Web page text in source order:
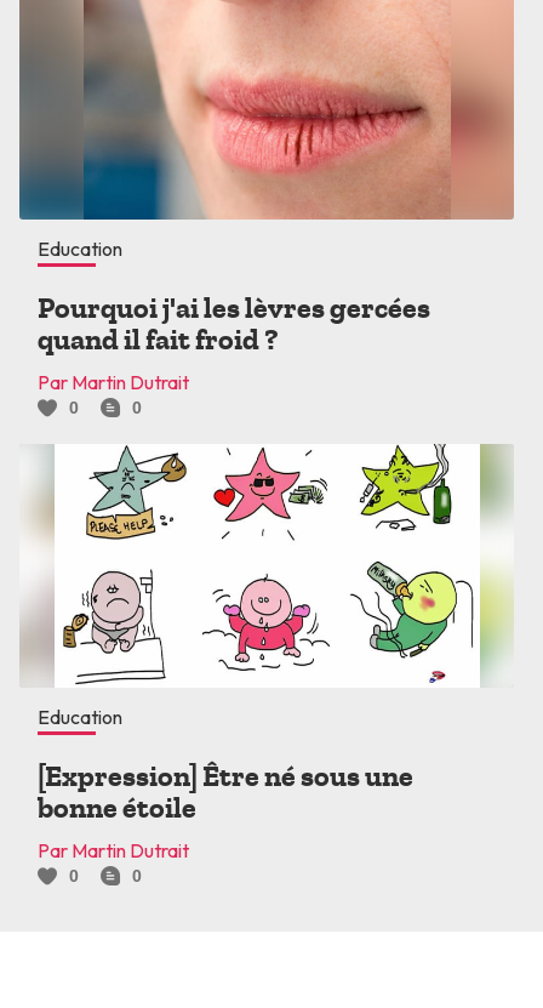
Education
Pourquoi j'ai les lèvres gercées
quand il fait froid ?
Par Martin Dutrait
0 0
Education
[Expression] Être né sous une
bonne étoile
Par Martin Dutrait
0 0